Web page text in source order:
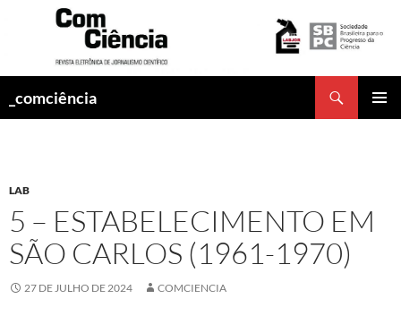
_comciência
LAB
5 – ESTABELECIMENTO EM
SÃO CARLOS (1961-1970)
27 DE JULHO DE 2024 COMCIENCIA